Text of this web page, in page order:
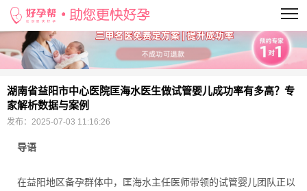
当前位置：
湖南省益阳市中心医院匡海水医生做试管婴儿成功率有多高？专
家解析数据与案例
发布： 2025-07-03 11:16:26
导语
在益阳地区备孕群体中，匡海水主任医师带领的试管婴儿团队正以